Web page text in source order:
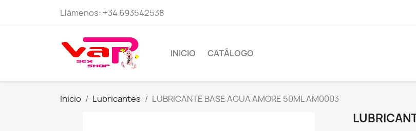
Llámenos: +34 693542538
INICIO CATÁLOGO
Inicio Lubricantes LUBRICANTE BASE AGUA AMORE 50ML AM0003